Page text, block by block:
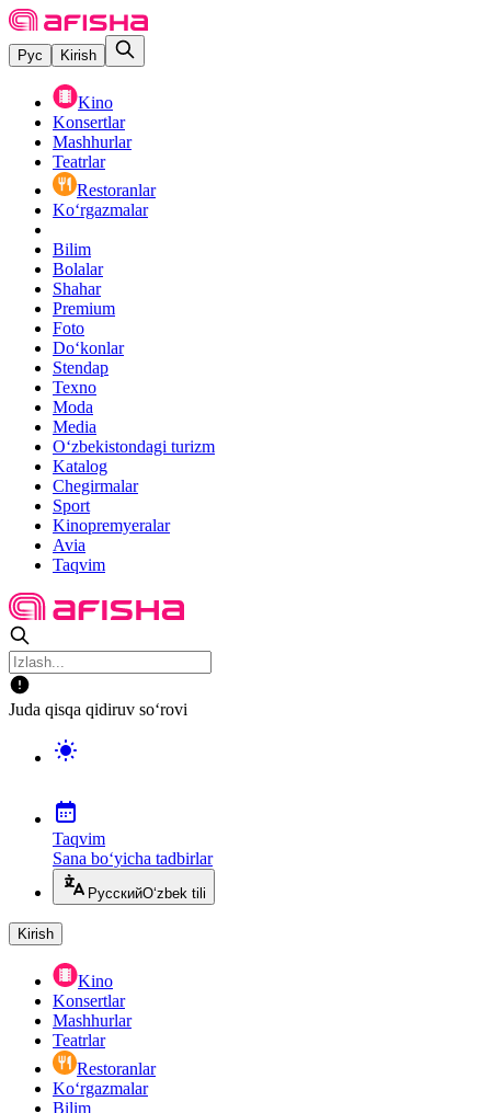
Рус Kirish
Kino
Konsertlar
Mashhurlar
Teatrlar
Restoranlar
Ko‘rgazmalar
Bilim
Bolalar
Shahar
Premium
Foto
Do‘konlar
Stendap
Texno
Moda
Media
O‘zbekistondagi turizm
Katalog
Chegirmalar
Sport
Kinopremyeralar
Avia
Taqvim
Juda qisqa qidiruv so‘rovi
Taqvim
Sana bo‘yicha tadbirlar
РусскийO‘zbek tili
Kirish
Kino
Konsertlar
Mashhurlar
Teatrlar
Restoranlar
Ko‘rgazmalar
Bilim